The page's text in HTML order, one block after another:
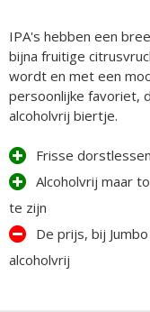
IPA's hebben een
bijna fruitige
wordt en met een
persoonlijke favoriet,
alcoholvrij biertje.
Frisse
Alcoholvrij maar
te zijn
De prijs, bij
alcoholvrij